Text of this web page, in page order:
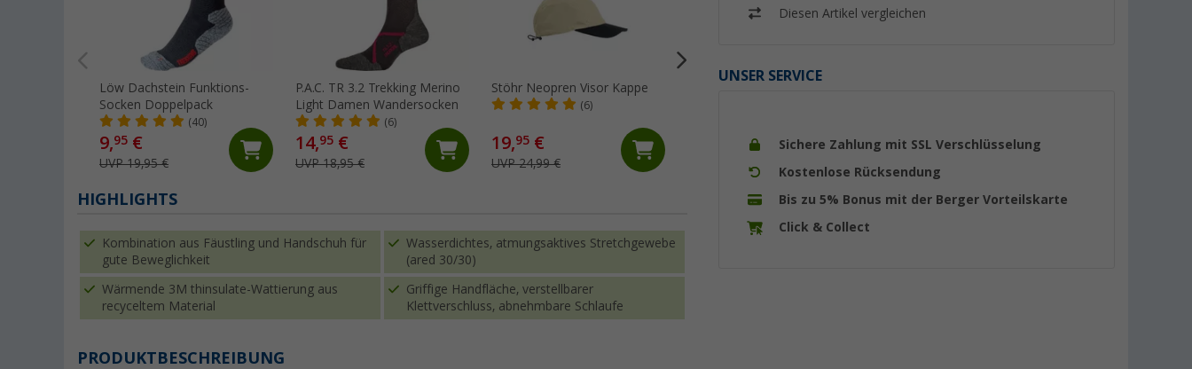
Diesen Artikel vergleichen
UNSER SERVICE
Sichere Zahlung mit SSL Verschlüsselung
Kostenlose Rücksendung
Bis zu 5% Bonus mit der Berger Vorteilskarte
Click & Collect
Löw Dachstein Funktions-
Socken Doppelpack
(40)
9,95 €
UVP 19,95 €
P.A.C. TR 3.2 Trekking Merino
Light Damen Wandersocken
(6)
14,95 €
UVP 18,95 €
Stöhr Neopren Visor Kappe
(6)
19,95 €
UVP 24,99 € UVP 19,95 €
4,95 €
UVP 14,95 €
HIGHLIGHTS
Kombination aus Fäustling und Handschuh für
gute Beweglichkeit
Wasserdichtes, atmungsaktives Stretchgewebe
(ared 30/30)
Wärmende 3M thinsulate-Wattierung aus
recyceltem Material
Griffige Handfläche, verstellbarer
Klettverschluss, abnehmbare Schlaufe
PRODUKTBESCHREIBUNG